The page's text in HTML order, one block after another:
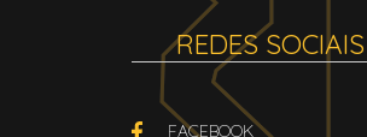
REDES SOCIAIS
FACEBOOK